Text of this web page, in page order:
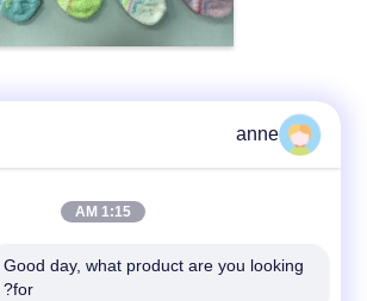
anne
1:15 AM
Good day, what product are you looking
for?